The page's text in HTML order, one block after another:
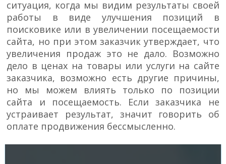
ситуация, когда мы видим результаты своей
работы в виде улучшения позиций в
поисковике или в увеличении посещаемости
сайта, но при этом заказчик утверждает, что
увеличения продаж это не дало. Возможно
дело в ценах на товары или услуги на сайте
заказчика, возможно есть другие причины,
но мы можем влиять только по позиции
сайта и посещаемость. Если заказчика не
устраивает результат, значит говорить об
оплате продвижения бессмысленно.